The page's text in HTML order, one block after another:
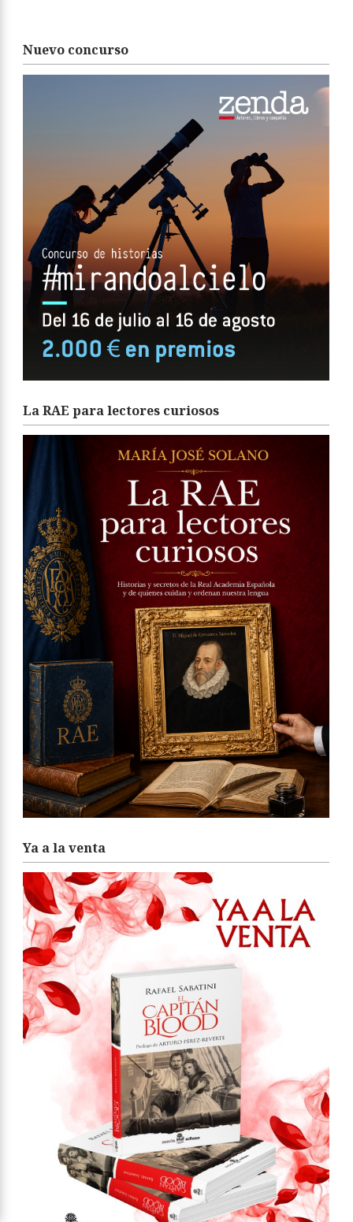
Nuevo concurso
La RAE para lectores curiosos
Ya a la venta